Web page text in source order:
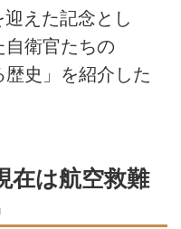
えた記念とし
自衛官たちの
歴史」を紹介した
在は航空救難